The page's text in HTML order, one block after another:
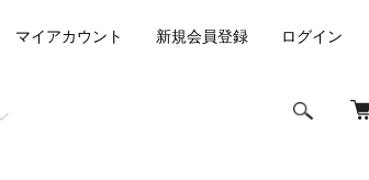
マイアカウント 新規会員登録 ログイン